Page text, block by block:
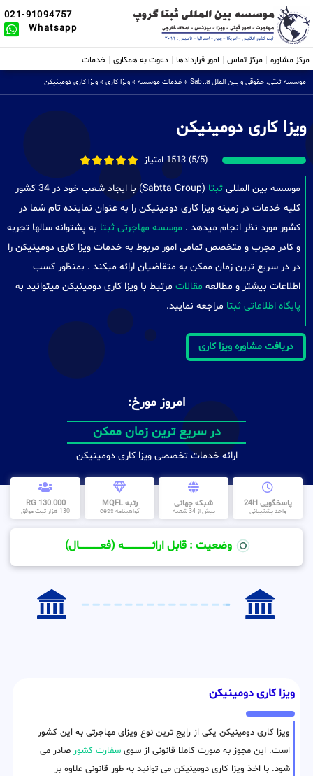
021-91094757
Whatsapp
مرکز مشاوره مرکز تماس امور قراردادها دعوت به همکاری خدمات
موسسه ثبتی، حقوقی و بین الملل Sabtta » خدمات موسسه » ویزا کاری » ویزا کاری دومینیکن
ویزا کاری دومینیکن
(5/5) 1513 امتیاز
موسسه بین المللی ثبتا
(Sabtta Group) با ایجاد شعب خود در 34 کشور
کلیه خدمات در زمینه ویزا کاری دومینیکن را به عنوان نماینده تام شما در
کشور مورد نظر انجام میدهد . موسسه مهاجرتی ثبتا به پشتوانه سالها تجربه
و کادر مجرب و متخصص تمامی امور مربوط به خدمات ویزا کاری دومینیکن را
در در سریع ترین زمان ممکن به متقاضیان ارائه میکند . بمنظور کسب
اطلاعات بیشتر و مطالعه مقالات مرتبط با ویزا کاری دومینیکن میتوانید به
پایگاه اطلاعاتی ثبتا مراجعه نمایید.
دریافت مشاوره ویزا کاری
امروز مورخ:
در سریع ترین زمان ممکن
ارائه خدمات تخصصی ویزا کاری دومینیکن
پاسخگویی 24H
واحد پشتیبانی
شبکه جهانی
بیش از 34 شعبه
رتبه MQFL
گواهینامه cess
130.000 RG
130 هزار ثبت موفق
وضعیت : قابل ارائــــــــــــــــــــه (فعـــــــــــــــال)
ویزا کاری دومینیکن
ویزا کاری دومینیکن یکی از رایج ترین نوع ویزای مهاجرتی به این کشور
است. این مجوز به صورت کاملا قانونی از سوی سفارت کشور صادر می
شود. با اخذ ویزا کاری دومینیکن می توانید به طور قانونی علاوه بر